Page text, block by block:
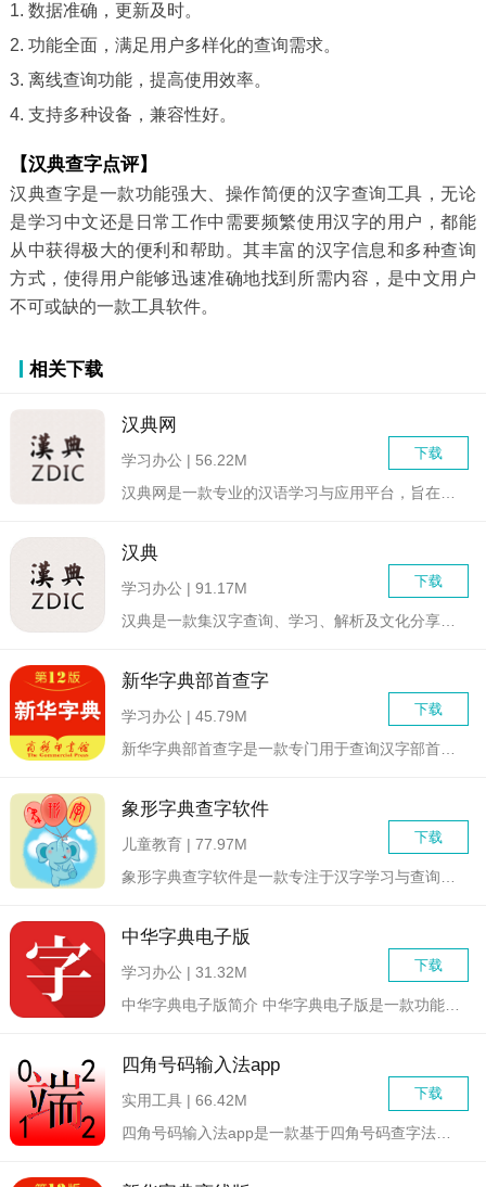
1. 数据准确，更新及时。
2. 功能全面，满足用户多样化的查询需求。
3. 离线查询功能，提高使用效率。
4. 支持多种设备，兼容性好。
【汉典查字点评】
汉典查字是一款功能强大、操作简便的汉字查询工具，无论
是学习中文还是日常工作中需要频繁使用汉字的用户，都能
从中获得极大的便利和帮助。其丰富的汉字信息和多种查询
方式，使得用户能够迅速准确地找到所需内容，是中文用户
不可或缺的一款工具软件。
相关下载
汉典网
下载
学习办公 | 56.22M
汉典
下载
学习办公 | 91.17M
新华字典部首查字
下载
学习办公 | 45.79M
象形字典查字软件
下载
儿童教育 | 77.97M
中华字典电子版
下载
学习办公 | 31.32M
四角号码输入法app
下载
实用工具 | 66.42M